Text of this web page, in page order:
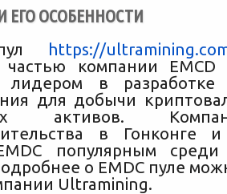
И ЕГО ОСОБЕННОСТИ
https://
частью компании EMCD
лидером в разработке
для добычи
активов.
в Гонконге
популярным
о EMDC пуле
Ultramining.